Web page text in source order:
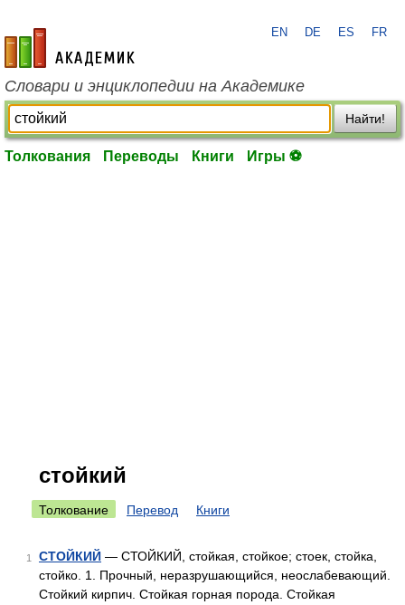
academic.ru
EN DE ES FR
Словари и энциклопедии на Академике
Найти!
Толкования Переводы Книги Игры ⚽
стойкий
Толкование Перевод Книги
1 СТОЙКИЙ — СТОЙКИЙ, стойкая, стойкое; стоек, стойка,
стойко. 1. Прочный, неразрушающийся, неослабевающий.
Стойкий кирпич. Стойкая горная порода. Стойкая